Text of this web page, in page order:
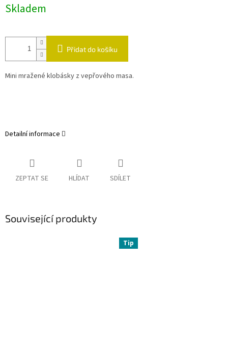
cena:
Skladem
Přidat do košíku
Mini mražené klobásky z vepřového masa.
Detailní informace
ZEPTAT SE HLÍDAT SDÍLET
Související produkty
Tip